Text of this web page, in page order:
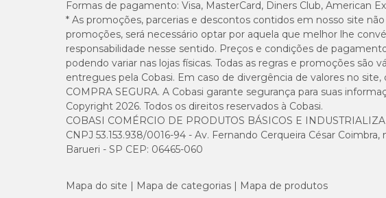
Doxifin na medida certa para o pet
No pet shop online da Cobasi você encontra o antibiótico para cães e gatos
Doxifin 100mg;
Doxifin 200mg.
Doxifin 50mg: dicas para conservação
local seco, arejado, protegido do sol e longe do alcance de crianças e animais de
Formas de pagamento: Visa, MasterCard, Diners Club, American
* As promoções, parcerias e descontos contidos em nosso site
promoções, será necessário optar por aquela que melhor lhe
responsabilidade nesse sentido. Preços e condições de
podendo variar nas lojas físicas. Todas as regras e promoções são
entregues pela Cobasi. Em caso de divergência de valores no
COMPRA SEGURA. A Cobasi garante segurança para suas
Copyright 2026. Todos os direitos reservados à Cobasi.
COBASI COMÉRCIO DE PRODUTOS BÁSICOS E
CNPJ 53.153.938/0016-94 - Av. Fernando Cerqueira César Coimbra,
Barueri - SP CEP: 06465-060
Mapa do site Mapa de categorias Mapa de produtos